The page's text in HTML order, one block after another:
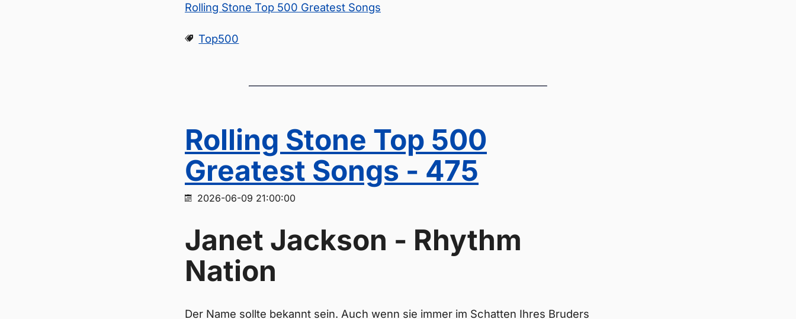
Rolling Stone Top 500 Greatest Songs
Top500
Rolling Stone Top 500
Greatest Songs - 475
2026-06-09 21:00:00
Janet Jackson - Rhythm
Nation
Der Name sollte bekannt sein. Auch wenn sie immer im Schatten Ihres Bruders